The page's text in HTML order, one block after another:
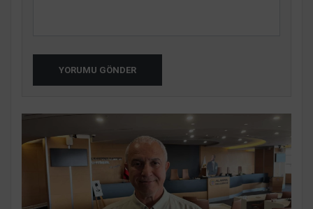
YORUMU GÖNDER